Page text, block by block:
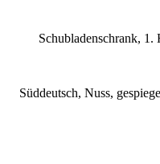
Schubladenschrank, 1.
Süddeutsch, Nuss,